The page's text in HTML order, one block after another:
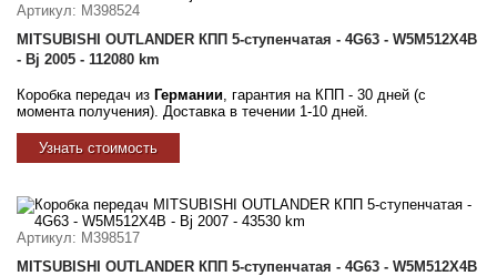
Артикул: M398524
MITSUBISHI OUTLANDER КПП 5-ступенчатая - 4G63 - W5M512X4B
- Bj 2005 - 112080 km
Коробка передач из Германии , гарантия на КПП - 30 дней (с
момента получения). Доставка в течении 1-10 дней.
Узнать стоимость
Артикул: M398517
MITSUBISHI OUTLANDER КПП 5-ступенчатая - 4G63 - W5M512X4B